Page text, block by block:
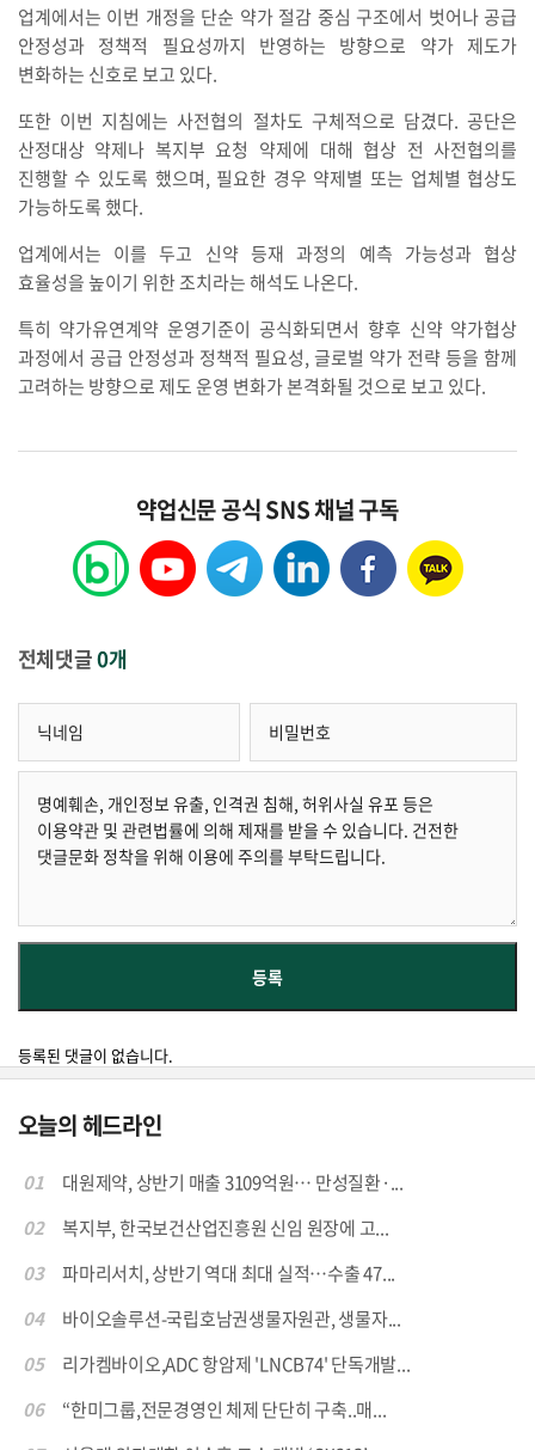
업계에서는 이번 개정을 단순 약가 절감 중심 구조에서 벗어나 공급
안정성과 정책적 필요성까지 반영하는 방향으로 약가 제도가
변화하는 신호로 보고 있다.
또한 이번 지침에는 사전협의 절차도 구체적으로 담겼다. 공단은
산정대상 약제나 복지부 요청 약제에 대해 협상 전 사전협의를
진행할 수 있도록 했으며, 필요한 경우 약제별 또는 업체별 협상도
가능하도록 했다.
업계에서는 이를 두고 신약 등재 과정의 예측 가능성과 협상
효율성을 높이기 위한 조치라는 해석도 나온다.
특히 약가유연계약 운영기준이 공식화되면서 향후 신약 약가협상
과정에서 공급 안정성과 정책적 필요성, 글로벌 약가 전략 등을 함께
고려하는 방향으로 제도 운영 변화가 본격화될 것으로 보고 있다.
약업신문 공식 SNS 채널 구독
전체댓글0개
등록된 댓글이 없습니다.
오늘의 헤드라인
01
대원제약, 상반기 매출 3109억원… 만성질환·...
02
복지부, 한국보건산업진흥원 신임 원장에 고...
03
파마리서치, 상반기 역대 최대 실적…수출 47...
04
바이오솔루션-국립호남권생물자원관, 생물자...
05
리가켐바이오,ADC 항암제 'LNCB74' 단독개발...
06
“한미그룹,전문경영인 체제 단단히 구축..매...